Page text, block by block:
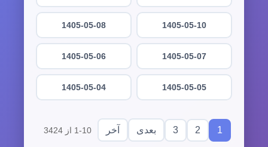
1405-05-10
1405-05-08
1405-05-07
1405-05-06
1405-05-05
1405-05-04
1
2
3 بعدی آخر 1-10 از 3424